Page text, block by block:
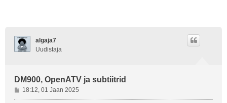
algaja7
Uudistaja
DM900, OpenATV ja subtiitrid
P
o
18:12, 01 Jaan 2025